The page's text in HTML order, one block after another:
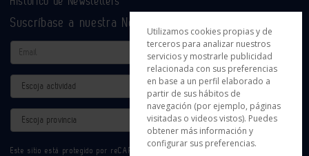
Suscríbase a nuestra Newsletter
Email
Actividad
Provincia
Este sitio está protegido por reCAPTCHA y se aplican la
Utilizamos cookies propias y de
terceros para analizar nuestros
servicios y mostrarle publicidad
relacionada con sus preferencias
en base a un perfil elaborado a
partir de sus hábitos de
navegación (por ejemplo, páginas
visitadas o videos vistos). Puedes
obtener más información y
configurar sus preferencias.